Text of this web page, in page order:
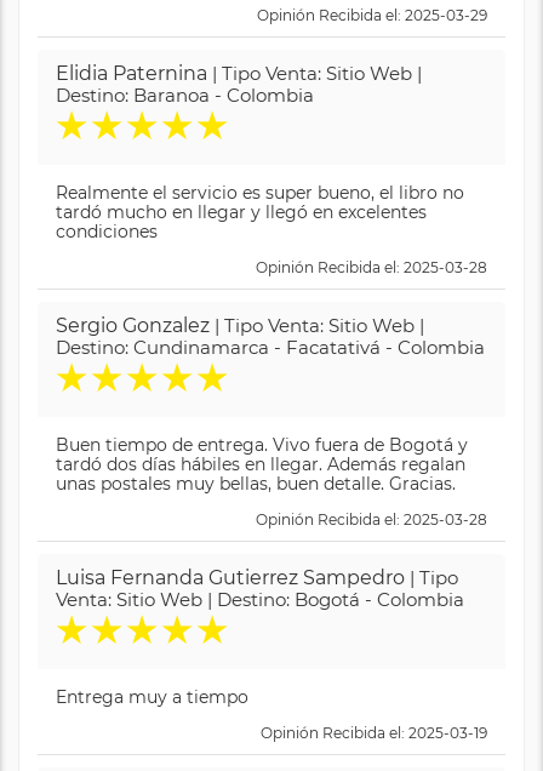
Opinión Recibida el: 2025-03-29
Elidia Paternina | Tipo Venta: Sitio Web |
Destino: Baranoa - Colombia
★★★★★
Realmente el servicio es super bueno, el libro no
tardó mucho en llegar y llegó en excelentes
condiciones
Opinión Recibida el: 2025-03-28
Sergio Gonzalez | Tipo Venta: Sitio Web |
Destino: Cundinamarca - Facatativá - Colombia
★★★★★
Buen tiempo de entrega. Vivo fuera de Bogotá y
tardó dos días hábiles en llegar. Además regalan
unas postales muy bellas, buen detalle. Gracias.
Opinión Recibida el: 2025-03-28
Luisa Fernanda Gutierrez Sampedro | Tipo
Venta: Sitio Web | Destino: Bogotá - Colombia
★★★★★
Entrega muy a tiempo
Opinión Recibida el: 2025-03-19